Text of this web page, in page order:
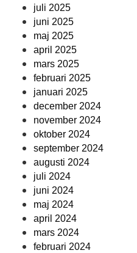
juli 2025
juni 2025
maj 2025
april 2025
mars 2025
februari 2025
januari 2025
december 2024
november 2024
oktober 2024
september 2024
augusti 2024
juli 2024
juni 2024
maj 2024
april 2024
mars 2024
februari 2024